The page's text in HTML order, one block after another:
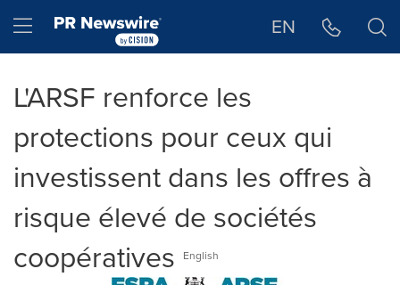
Hamburger menu EN
L'ARSF renforce les
protections pour ceux qui
investissent dans les offres à
risque élevé de sociétés
coopératives
English